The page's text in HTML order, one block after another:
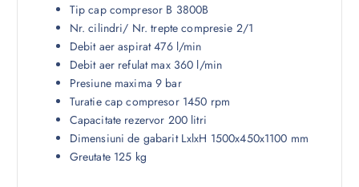
Tip cap compresor B 3800B
Nr. cilindri/ Nr. trepte compresie 2/1
Debit aer aspirat 476 l/min
Debit aer refulat max 360 l/min
Presiune maxima 9 bar
Turatie cap compresor 1450 rpm
Capacitate rezervor 200 litri
Dimensiuni de gabarit LxlxH 1500x450x1100 mm
Greutate 125 kg